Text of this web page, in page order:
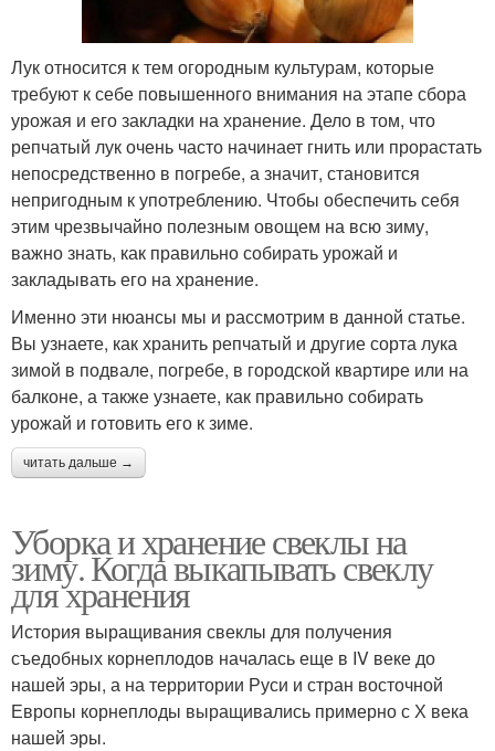
Лук относится к тем огородным культурам, которые
требуют к себе повышенного внимания на этапе сбора
урожая и его закладки на хранение. Дело в том, что
репчатый лук очень часто начинает гнить или прорастать
непосредственно в погребе, а значит, становится
непригодным к употреблению. Чтобы обеспечить себя
этим чрезвычайно полезным овощем на всю зиму,
важно знать, как правильно собирать урожай и
закладывать его на хранение.
Именно эти нюансы мы и рассмотрим в данной статье.
Вы узнаете, как хранить репчатый и другие сорта лука
зимой в подвале, погребе, в городской квартире или на
балконе, а также узнаете, как правильно собирать
урожай и готовить его к зиме.
читать дальше →
Уборка и хранение свеклы на
зиму. Когда выкапывать свеклу
для хранения
История выращивания свеклы для получения
съедобных корнеплодов началась еще в IV веке до
нашей эры, а на территории Руси и стран восточной
Европы корнеплоды выращивались примерно с Х века
нашей эры.